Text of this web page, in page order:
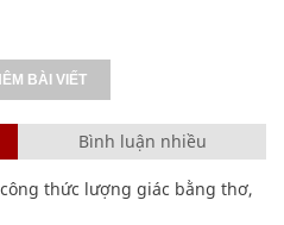
BÀI VIẾT
Bình luận nhiều
thức lượng giác bằng thơ,